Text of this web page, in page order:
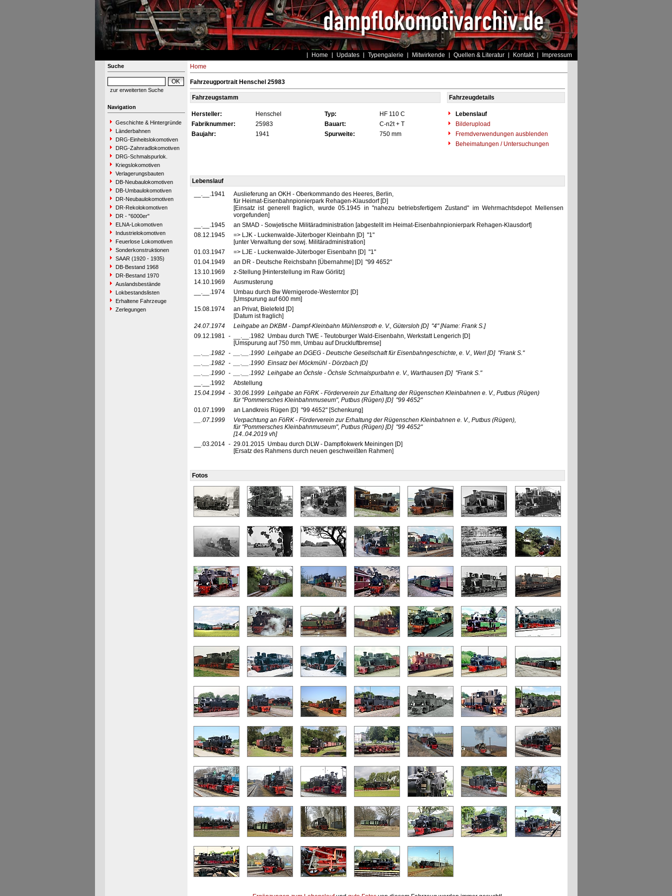
Home Updates Typengalerie Mitwirkende Quellen & Literatur Kontakt Impressum
Suche
zur erweiterten Suche
Navigation
Geschichte & Hintergründe
Länderbahnen
DRG-Einheitslokomotiven
DRG-Zahnradlokomotiven
DRG-Schmalspurlok.
Kriegslokomotiven
Verlagerungsbauten
DB-Neubaulokomotiven
DB-Umbaulokomotiven
DR-Neubaulokomotiven
DR-Rekolokomotiven
DR - "6000er"
ELNA-Lokomotiven
Industrielokomotiven
Feuerlose Lokomotiven
Sonderkonstruktionen
SAAR (1920 - 1935)
DB-Bestand 1968
DR-Bestand 1970
Auslandsbestände
Lokbestandslisten
Erhaltene Fahrzeuge
Zerlegungen
Home
Fahrzeugportrait Henschel 25983
Fahrzeugstamm Fahrzeugdetails
Hersteller: Henschel Typ: HF 110 C
Lebenslauf
Fabriknummer:
25983 Bauart: C-n2t + T
Bilderupload
Baujahr:
1941 Spurweite: 750 mm
Fremdverwendungen ausblenden
Beheimatungen / Untersuchungen
Lebenslauf
__.__.1941
Auslieferung an OKH - Oberkommando des Heeres, Berlin,
für Heimat-Eisenbahnpionierpark Rehagen-Klausdorf [D]
[Einsatz ist generell fraglich, wurde 05.1945 in "nahezu betriebsfertigem Zustand" im Wehrmachtsdepot Mellensen
vorgefunden]
__.__.1945
an SMAD - Sowjetische Militäradministration [abgestellt im Heimat-Eisenbahnpionierpark Rehagen-Klausdorf]
08.12.1945
=> LJK - Luckenwalde-Jüterboger Kleinbahn [D] "1"
[unter Verwaltung der sowj. Militäradministration]
01.03.1947
=> LJE - Luckenwalde-Jüterboger Eisenbahn [D] "1"
01.04.1949
an DR - Deutsche Reichsbahn [Übernahme] [D] "99 4652"
13.10.1969
z-Stellung [Hinterstellung im Raw Görlitz]
14.10.1969
Ausmusterung
__.__.1974
Umbau durch Bw Wernigerode-Westerntor [D]
[Umspurung auf 600 mm]
15.08.1974
an Privat, Bielefeld [D]
[Datum ist fraglich]
24.07.1974
Leihgabe an DKBM - Dampf-Kleinbahn Mühlenstroth e. V., Gütersloh [D] "4"[Name: Frank S.]
09.12.1981 -
__.__.1982 Umbau durch TWE - Teutoburger Wald-Eisenbahn, Werkstatt Lengerich [D]
[Umspurung auf 750 mm, Umbau auf Druckluftbremse]
__.__.1982 - __.__.1990 Leihgabe an DGEG - Deutsche Gesellschaft für Eisenbahngeschichte, e. V., Werl [D] "Frank S."
__.__.1982 - __.__.1990 Einsatz bei Möckmühl - Dörzbach [D]
__.__.1990 - __.__.1992 Leihgabe an Öchsle - Öchsle Schmalspurbahn e. V., Warthausen [D] "Frank S."
__.__.1992
Abstellung
15.04.1994 - 30.06.1999 Leihgabe an FöRK - Förderverein zur Erhaltung der Rügenschen Kleinbahnen e. V., Putbus (Rügen)
für "Pommersches Kleinbahnmuseum", Putbus (Rügen) [D] "99 4652"
01.07.1999
an Landkreis Rügen [D] "99 4652" [Schenkung]
__.07.1999
Verpachtung an FöRK - Förderverein zur Erhaltung der Rügenschen Kleinbahnen e. V., Putbus (Rügen),
für "Pommersches Kleinbahnmuseum", Putbus (Rügen) [D] "99 4652"
[14..04.2019 vh]
__.03.2014 - 29.01.2015 Umbau durch DLW - Dampflokwerk Meiningen [D]
[Ersatz des Rahmens durch neuen geschweißten Rahmen]
Fotos